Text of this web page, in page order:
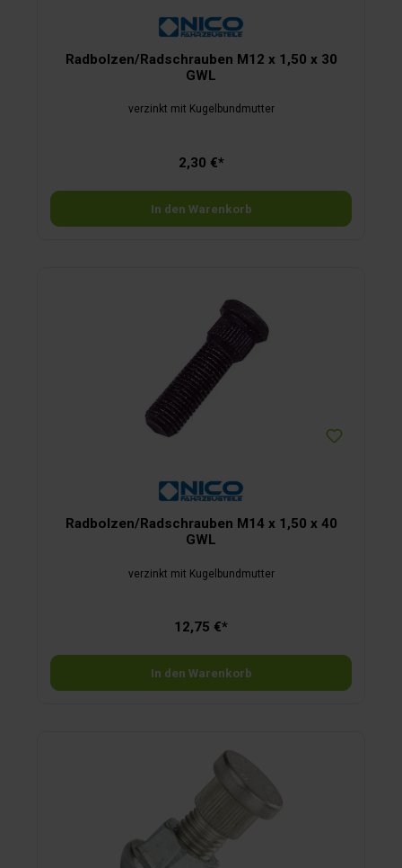
Radbolzen/Radschrauben M12 x 1,50 x 30
GWL
verzinkt mit Kugelbundmutter
2,30 €*
In den Warenkorb
Radbolzen/Radschrauben M14 x 1,50 x 40
GWL
verzinkt mit Kugelbundmutter
12,75 €*
In den Warenkorb